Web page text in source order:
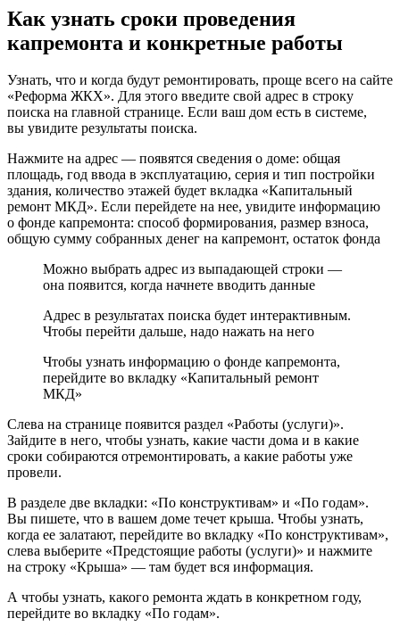
Как узнать сроки проведения
капремонта и конкретные работы
Узнать, что и когда будут ремонтировать, проще всего на сайте
«Реформа ЖКХ». Для этого введите свой адрес в строку
поиска на главной странице. Если ваш дом есть в системе,
вы увидите результаты поиска.
Нажмите на адрес — появятся сведения о доме: общая
площадь, год ввода в эксплуатацию, серия и тип постройки
здания, количество этажей будет вкладка «Капитальный
ремонт МКД». Если перейдете на нее, увидите информацию
о фонде капремонта: способ формирования, размер взноса,
общую сумму собранных денег на капремонт, остаток фонда
Можно выбрать адрес из выпадающей строки —
она появится, когда начнете вводить данные
Адрес в результатах поиска будет интерактивным.
Чтобы перейти дальше, надо нажать на него
Чтобы узнать информацию о фонде капремонта,
перейдите во вкладку «Капитальный ремонт
МКД»
Слева на странице появится раздел «Работы (услуги)».
Зайдите в него, чтобы узнать, какие части дома и в какие
сроки собираются отремонтировать, а какие работы уже
провели.
В разделе две вкладки: «По конструктивам» и «По годам».
Вы пишете, что в вашем доме течет крыша. Чтобы узнать,
когда ее залатают, перейдите во вкладку «По конструктивам»,
слева выберите «Предстоящие работы (услуги)» и нажмите
на строку «Крыша» — там будет вся информация.
А чтобы узнать, какого ремонта ждать в конкретном году,
перейдите во вкладку «По годам».